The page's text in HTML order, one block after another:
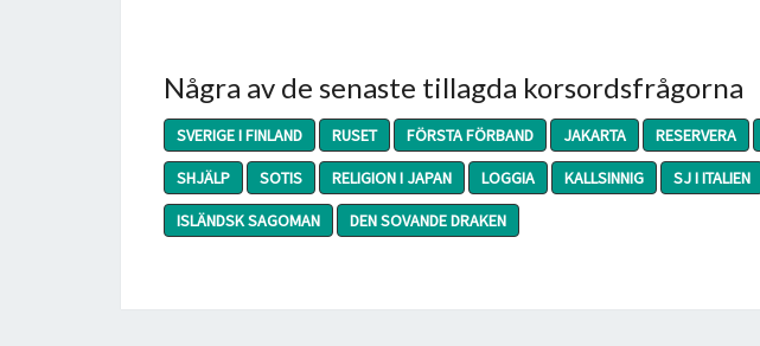
Några av de senaste tillagda korsordsfrågorna
SVERIGE I FINLAND RUSET FÖRSTA FÖRBAND JAKARTA RESERVERA
SHJÄLP
SOTIS RELIGION I JAPAN LOGGIA KALLSINNIG SJ I ITALIEN
ISLÄNDSK SAGOMAN
DEN SOVANDE DRAKEN